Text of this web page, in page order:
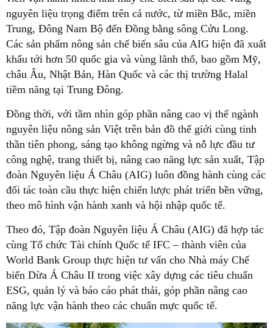
nguyên liệu trọng điểm trên cả nước, từ miền Bắc, miền
Trung, Đông Nam Bộ đến Đồng bằng sông Cửu Long.
Các sản phẩm nông sản chế biến sâu của AIG hiện đã xuất
khẩu tới hơn 50 quốc gia và vùng lãnh thổ, bao gồm Mỹ,
châu Âu, Nhật Bản, Hàn Quốc và các thị trường Halal
tiềm năng tại Trung Đông.
Đồng thời, với tầm nhìn góp phần nâng cao vị thế ngành
nguyên liệu nông sản Việt trên bản đồ thế giới cùng tinh
thần tiên phong, sáng tạo không ngừng và nỗ lực đầu tư
công nghệ, trang thiết bị, nâng cao năng lực sản xuất, Tập
đoàn Nguyên liệu Á Châu (AIG) luôn đồng hành cùng các
đối tác toàn cầu thực hiện chiến lược phát triển bền vững,
theo mô hình vận hành xanh và hội nhập quốc tế.
Theo đó, Tập đoàn Nguyên liệu Á Châu (AIG) đã hợp tác
cùng Tổ chức Tài chính Quốc tế IFC – thành viên của
World Bank Group thực hiện tư vấn cho Nhà máy Chế
biến Dừa Á Châu II trong việc xây dựng các tiêu chuẩn
ESG, quản lý và báo cáo phát thải, góp phần nâng cao
năng lực vận hành theo các chuẩn mực quốc tế.